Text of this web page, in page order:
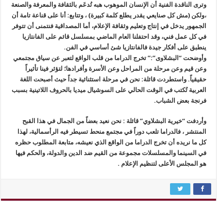
وترى الناقدة الفنية أن الإنسان الموهوب هبه تُدعَم بالثقافة والمعرفة والصنعة
،ولكن (مش كل صنايعي يقدر يطلع كلمة كبيرة) ، وتتابع: أنا على قناعة تامة أن
الجمهور يدخل في إنتاج وتعليم وثقافة الإعلام، أما المصداقية فنتمنى أن تتوفر
في كل عمل فني، وقد احتفلنا العام الماضي بمسلسل قائم على الفانتازيا
ينطبق على أفكار جيدة فالفانتازيا شئ أساسي في الفن.
وأوضحت “البشلاوى”:” تخرج الدراما من قلب الواقع لتعبر عن سياق مجتمعي
وعن قيم وعن مرحلة من المراحل وعن الأسرة وأفرادها؛ لتؤثر فينا تأثيراً
حقيقياً. واستطردت قائلة: نحن في مرحلة استثنائية جداً حيث أصبحت اللغة
العربية تُكتب في الوقت الحالي على السوشيال ميديا بالحروف اللاتينية بسبب
فرنجة بعض الشباب.
وأردفت “خيرية البشلاوي” قائلة : نحن نعيد بعضاً من الجمال في هذا القبح
المنتشر ، فالدراما تلعب دوراً في مجتمع منحط تسيطر فيه الرأسمالية، لهذا
كل ما نريده أن تخرج الدراما من الواقع الذي نعيشه، متابعة المطلوب حظره
في السينما والمسلسلات مجموعة من القيم ضد الدين والدولة، والحكم فيها
هو المجلس الأعلى لتنظيم الإعلام .